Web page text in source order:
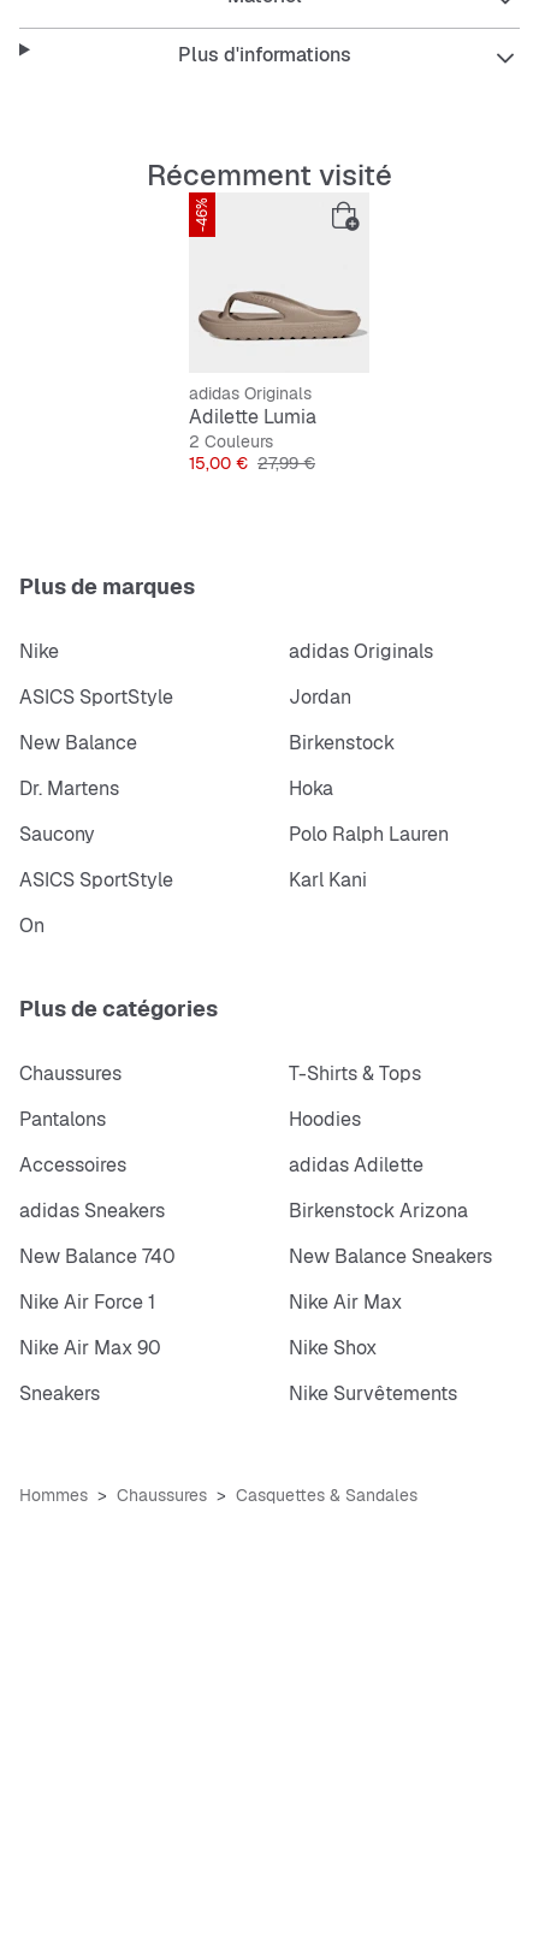
seulement une finition douce et lisse pour un port
quotidien agréable.Le logoadidasdiscret apporte une
Chaussant standard
Slip-on / à bride
Semelle CLOUDFOAM
Plus d'informations
Récemment visité
-46%
adidas Originals
Adilette Lumia
2 Couleurs
Prix
15,00 € Prix original
27,99 €
Plus de marques
Nike
adidas Originals
ASICS SportStyle
Jordan
New Balance
Birkenstock
Dr. Martens
Hoka
Saucony
Polo Ralph Lauren
ASICS SportStyle
Karl Kani
On
Plus de catégories
Chaussures
T-Shirts & Tops
Pantalons
Hoodies
Accessoires
adidas Adilette
adidas Sneakers
Birkenstock Arizona
New Balance 740
New Balance Sneakers
Nike Air Force 1
Nike Air Max
Nike Air Max 90
Nike Shox
Sneakers
Nike Survêtements
Hommes Chaussures Casquettes & Sandales